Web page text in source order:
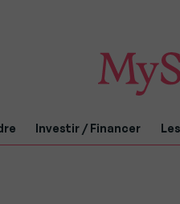
Investir / Financer